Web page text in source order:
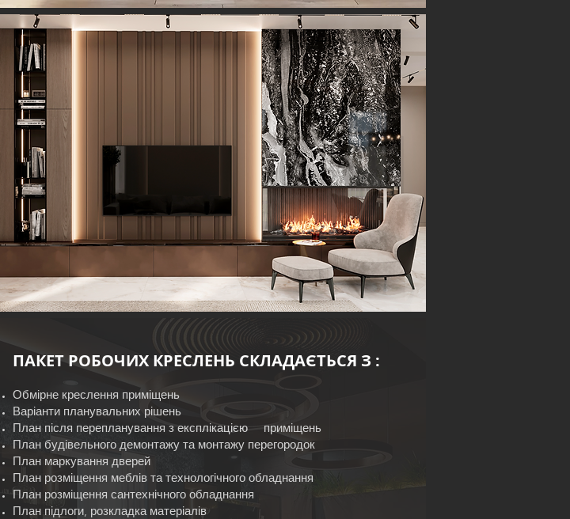
ПАКЕТ РОБОЧИХ КРЕСЛЕНЬ СКЛАДАЄТЬСЯ З :
Обмірне креслення приміщень
Варіанти планувальних рішень
План після перепланування з експлікацією приміщень
План будівельного демонтажу та монтажу перегородок
План маркування дверей
План розміщення меблів та технологічного обладнання
План розміщення сантехнічного обладнання
План підлоги, розкладка матеріалів